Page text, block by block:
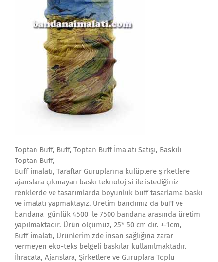
Toptan Buff, Buff, Toptan Buff İmalatı Satışı, Baskılı
Toptan Buff,
Buff imalatı, Taraftar Guruplarına kulüplere şirketlere
ajanslara çıkmayan baskı teknolojisi ile istediğiniz
renklerde ve tasarımlarda boyunluk buff tasarlama baskı
ve imalatı yapmaktayız. Üretim bandımız da buff ve
bandana günlük 4500 ile 7500 bandana arasında üretim
yapılmaktadır. Ürün ölçümüz, 25* 50 cm dir. +-1cm,
Buff imalatı, Ürünlerimizde insan sağlığına zarar
vermeyen eko-teks belgeli baskılar kullanılmaktadır.
İhracata, Ajanslara, Şirketlere ve Guruplara Toplu